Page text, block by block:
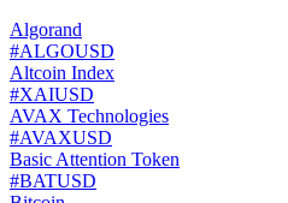
Algorand
#ALGOUSD
Altcoin Index
#XAIUSD
AVAX Technologies
#AVAXUSD
Basic Attention Token
#BATUSD